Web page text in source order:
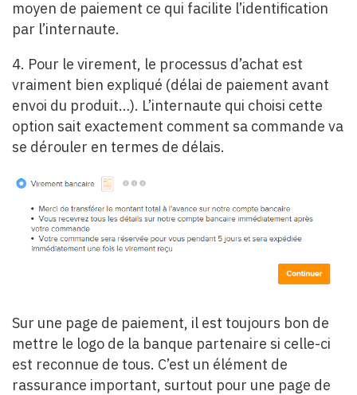
moyen de paiement ce qui facilite l’identification
par l’internaute.
4. Pour le virement, le processus d’achat est
vraiment bien expliqué (délai de paiement avant
envoi du produit…). L’internaute qui choisi cette
option sait exactement comment sa commande va
se dérouler en termes de délais.
Sur une page de paiement, il est toujours bon de
mettre le logo de la banque partenaire si celle-ci
est reconnue de tous. C’est un élément de
rassurance important, surtout pour une page de